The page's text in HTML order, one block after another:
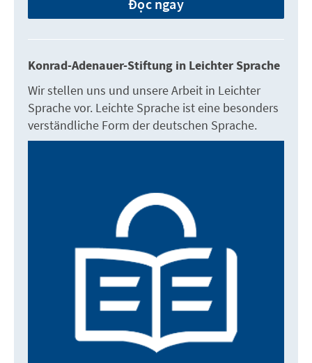
Đọc ngay
Konrad-Adenauer-Stiftung in Leichter Sprache
Wir stellen uns und unsere Arbeit in Leichter
Sprache vor. Leichte Sprache ist eine besonders
verständliche Form der deutschen Sprache.